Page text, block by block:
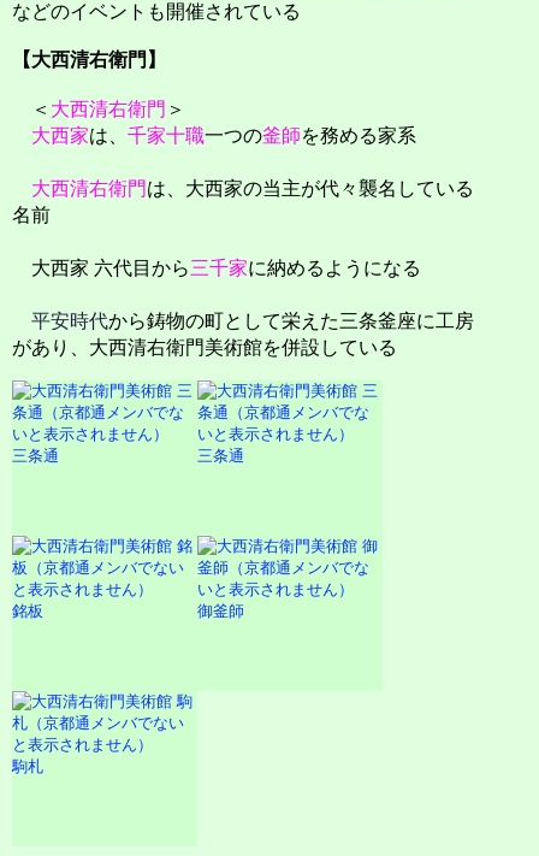
などのイベントも開催されている
【大西清右衛門】
＜ 大西清右衛門 ＞
大西家は、 千家十職一つの釜師を務める家系
大西清右衛門は、大西家の当主が代々襲名している
名前
大西家 六代目から三千家に納めるようになる
平安時代から鋳物の町として栄えた三条釜座に工房
があり、大西清右衛門美術館を併設している
三条通 三条通
銘板 御釜師
駒札